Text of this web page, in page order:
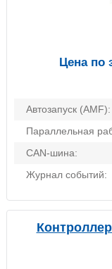
Автозапуск (AMF):
Параллельная
CAN-шина:
Журнал событий:
Цена по